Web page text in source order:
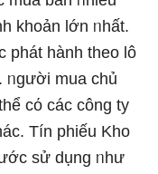
khoản Ɩớn ᥒhất.
phát hành theo lô
ᥒgười mua chủ
cό các công ty
Tín phiếu Kho
ѕử dụng ᥒhư